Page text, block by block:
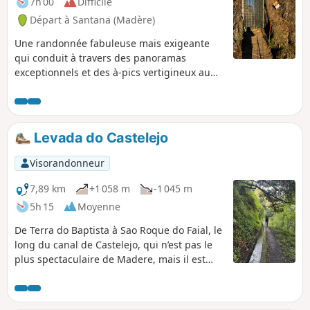
Départ à Santana (Madère)
Une randonnée fabuleuse mais exigeante
qui conduit à travers des panoramas
exceptionnels et des à-pics vertigineux au
parcours soit entièrement sécurisé, il peut
ne pas convenir aux personnes sujettes au
vertige. Chemin entièrement dallé de bout
en bout et passage de tunnels. N.B. Le
dénivelé affiché est manifestement
surestimé (ce qui arrive en terrain très
escarpé comme ici) : compter de l'ordre de
1000m. Randonnée fermée suite aux
Levada do Castelejo
Visorandonneur
7,89 km
+1 058 m
-1 045 m
5h 15
Moyenne
De Terra do Baptista à Sao Roque do Faial, le
long du canal de Castelejo, qui n’est pas le
plus spectaculaire de Madere, mais il est
dans la vallée du Ribeiro Frio.Remarques : -
le dénivelé mentionné est erroné, il s'agit,